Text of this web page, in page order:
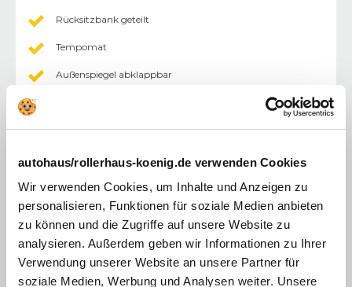
autohaus/rollerhaus-koenig.de verwenden Cookies
Wir verwenden Cookies, um Inhalte und Anzeigen zu
personalisieren, Funktionen für soziale Medien anbieten
zu können und die Zugriffe auf unsere Website zu
analysieren. Außerdem geben wir Informationen zu Ihrer
Verwendung unserer Website an unsere Partner für
soziale Medien, Werbung und Analysen weiter. Unsere
Rücksitzbank geteilt
Tempomat
Außenspiegel abklappbar
Durchlademoeglichkeit
Fahrersitz höhenverstellbar
Innenraumfilter
keyless-Go
Lederlenkrad
Mittelarmlehne